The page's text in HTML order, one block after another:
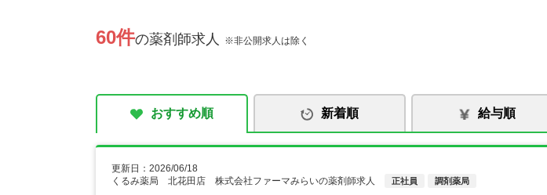
60件の薬剤師求人 ※非公開求人は除く
おすすめ順 新着順 給与順
更新日：2026/06/18
くるみ薬局 北花田店 株式会社ファーマみらいの薬剤師求人
正社員 調剤薬局